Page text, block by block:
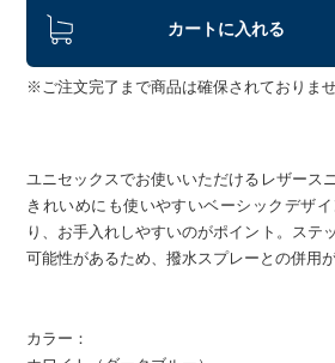
カートに入れる
※ご注文完了まで商品は確保されておりませ
ユニセックスでお使いいただけるレザース
きれいめにも使いやすいベーシックデザ
り、お手入れしやすいのがポイント。ステ
可能性があるため、撥水スプレーとの併用
カラー：